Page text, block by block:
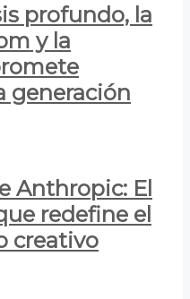
profundo, la
y la
generación
Anthropic: El
redefine el
creativo